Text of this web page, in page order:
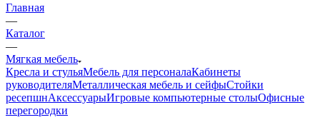
Главная
—
Каталог
—
Мягкая мебель
Кресла и стульяМебель для персоналаКабинеты
руководителяМеталлическая мебель и сейфыСтойки
ресепшнАксессуарыИгровые компьютерные столыОфисные
перегородки